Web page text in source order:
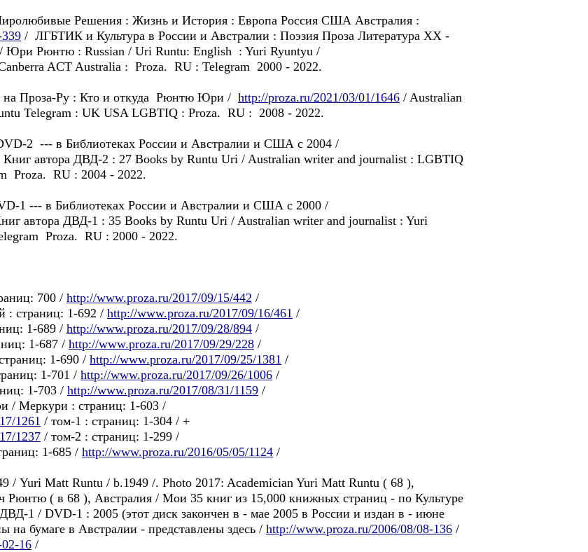
Решения : Жизнь и История : Европа Россия США Австралия :
/ ЛГБТИК и Культура в России и Австралии : Поэзия Проза Литература XX -
Рюнтю : Russian / Uri Runtu: English : Yuri Ryuntyu /
ACT Australia : Proza. RU : Telegram 2000 - 2022.
на Проза-Ру : Кто и откуда Рюнтю Юри / http://proza.ru/2021/03/01/1646 / Australian
Telegram : UK USA LGBTIQ : Proza. RU : 2008 - 2022.
2 --- в Библиотеках России и Австралии и США с 2004 /
автора ДВД-2 : 27 Books by Runtu Uri / Australian writer and journalist : LGBTIQ
Proza. RU : 2004 - 2022.
--- в Библиотеках России и Австралии и США с 2000 /
автора ДВД-1 : 35 Books by Runtu Uri / Australian writer and journalist : Yuri
Proza. RU : 2000 - 2022.
700 / http://www.proza.ru/2017/09/15/442 /
: страниц: 1-692 / http://www.proza.ru/2017/09/16/461 /
1-689 / http://www.proza.ru/2017/09/28/894 /
1-687 / http://www.proza.ru/2017/09/29/228 /
1-690 / http://www.proza.ru/2017/09/25/1381 /
1-701 / http://www.proza.ru/2017/09/26/1006 /
1-703 / http://www.proza.ru/2017/08/31/1159 /
/ Меркури : страниц: 1-603 /
1261 / том-1 : страниц: 1-304 / +
1237 / том-2 : страниц: 1-299 /
1-685 / http://www.proza.ru/2016/05/05/1124 /
Matt Runtu / b.1949 /. Photo 2017: Academician Yuri Matt Runtu ( 68 ),
( в 68 ), Австралия / Мои 35 книг из 15,000 книжных страниц - по Культуре
1 / DVD-1 : 2005 (этот диск закончен в - мае 2005 в России и издан в - июне
бумаге в Австралии - представлены здесь / http://www.proza.ru/2006/08/08-136 /
16 /